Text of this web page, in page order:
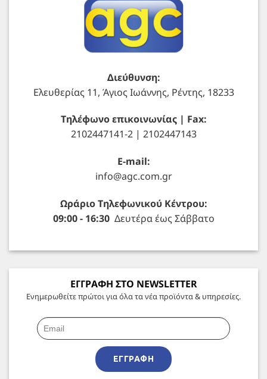
Διεύθυνση:
Ελευθερίας 11, Άγιος Ιωάννης, Ρέντης, 18233
Τηλέφωνο επικοινωνίας | Fax:
2102447141-2 | 2102447143
E-mail:
info@agc.com.gr
Ωράριο Τηλεφωνικού Κέντρου:
09:00 - 16:30Δευτέρα έως Σάββατο
ΕΓΓΡΑΦΗ ΣΤΟ NEWSLETTER
Ενημερωθείτε πρώτοι για όλα τα νέα προϊόντα & υπηρεσίες.
ΕΓΓΡΑΦΉ